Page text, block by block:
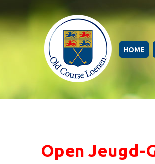
HOME
Open Jeugd-